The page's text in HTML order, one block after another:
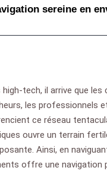
sereine en
tech, il arrive que
les professionnels
ce réseau
ouvre un terrain
Ainsi, en
offre une navigation